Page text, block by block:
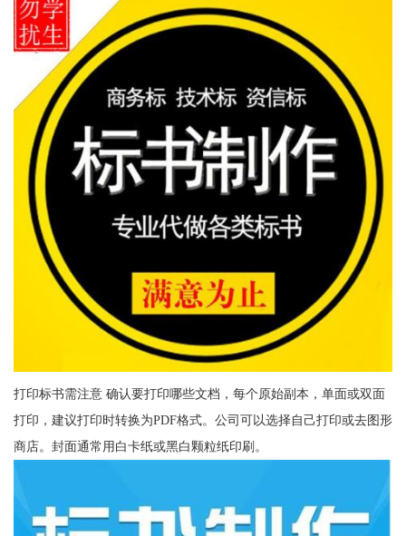
打印标书需注意 确认要打印哪些文档，每个原始副本，单面或双面
打印，建议打印时转换为PDF格式。公司可以选择自己打印或去图形
商店。封面通常用白卡纸或黑白颗粒纸印刷。